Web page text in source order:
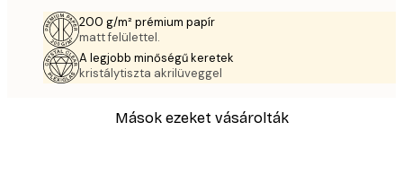
200 g/m² prémium papír
matt felülettel.
A legjobb minőségű keretek
kristálytiszta akrilüveggel
Mások ezeket vásárolták